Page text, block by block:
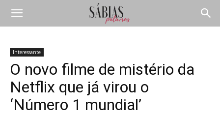
Interessante
O novo filme de mistério da
Netflix que já virou o
‘Número 1 mundial’